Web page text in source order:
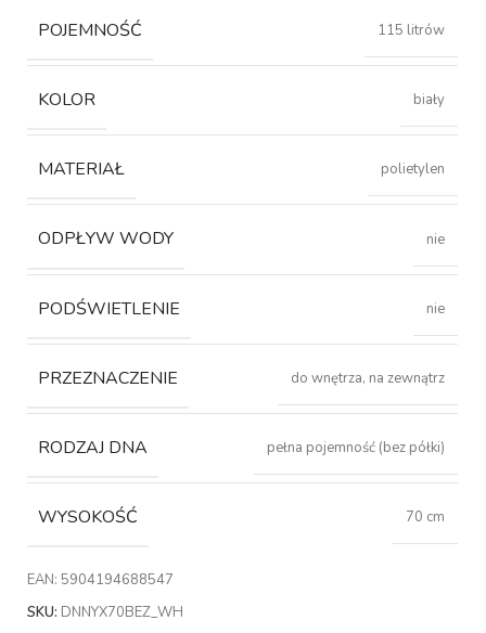
POJEMNOŚĆ 115 litrów
KOLOR biały
MATERIAŁ polietylen
ODPŁYW WODY nie
PODŚWIETLENIE nie
PRZEZNACZENIE do wnętrza, na zewnątrz
RODZAJ DNA pełna pojemność (bez półki)
WYSOKOŚĆ 70 cm
EAN: 5904194688547
SKU: DNNYX70BEZ_WH